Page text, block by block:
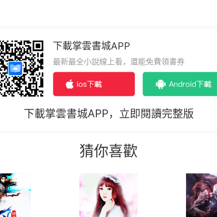
下載掌雲書城APP
最新最全小說線上看，還能免費領書券
下載掌雲書城APP，立即閱讀完整版
猜你喜歡